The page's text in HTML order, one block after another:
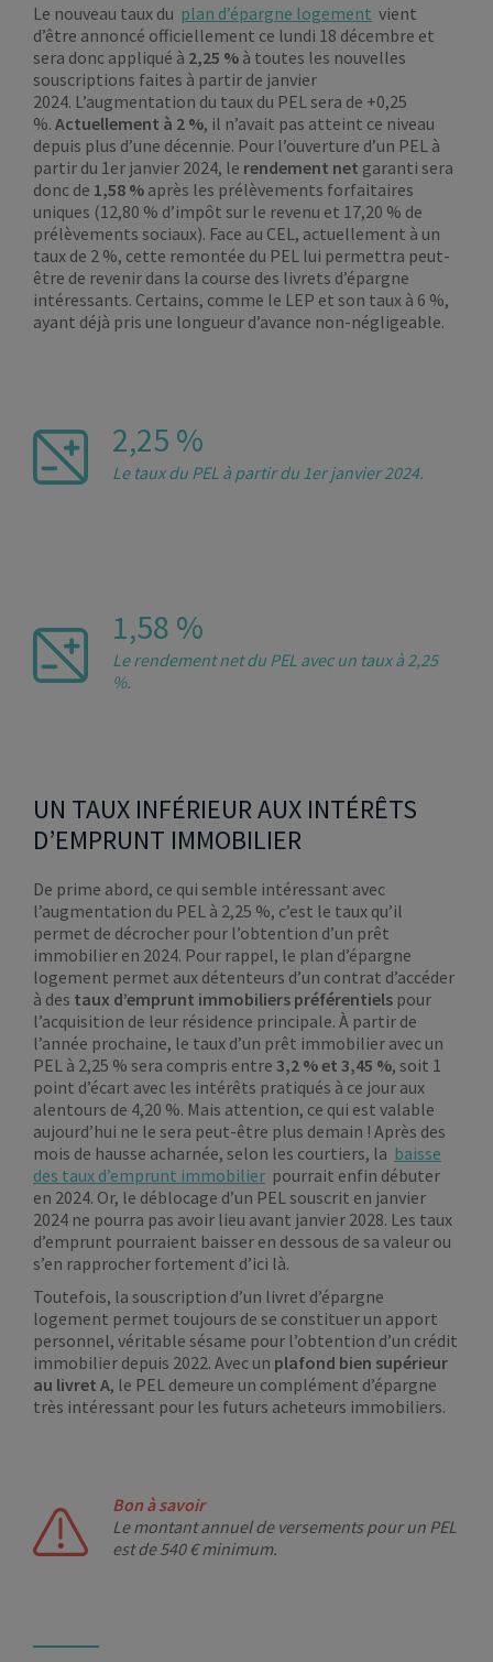
Le nouveau taux du plan d’épargne logement vient
d’être annoncé officiellement ce lundi 18 décembre et
sera donc appliqué à 2,25 % à toutes les nouvelles
souscriptions faites à partir de janvier
2024. L’augmentation du taux du PEL sera de +0,25
%. Actuellement à 2 %, il n’avait pas atteint ce niveau
depuis plus d’une décennie. Pour l’ouverture d’un PEL à
partir du 1er janvier 2024, le rendement net garanti sera
donc de 1,58 % après les prélèvements forfaitaires
uniques (12,80 % d’impôt sur le revenu et 17,20 % de
prélèvements sociaux). Face au CEL, actuellement à un
taux de 2 %, cette remontée du PEL lui permettra peut-
être de revenir dans la course des livrets d’épargne
intéressants. Certains, comme le LEP et son taux à 6 %,
ayant déjà pris une longueur d’avance non-négligeable.
2,25 %
Le taux du PEL à partir du 1er janvier 2024.
1,58 %
Le rendement net du PEL avec un taux à 2,25
%.
UN TAUX INFÉRIEUR AUX INTÉRÊTS
D’EMPRUNT IMMOBILIER
De prime abord, ce qui semble intéressant avec
l’augmentation du PEL à 2,25 %, c’est le taux qu’il
permet de décrocher pour l’obtention d’un prêt
immobilier en 2024. Pour rappel, le plan d’épargne
logement permet aux détenteurs d’un contrat d’accéder
à des taux d’emprunt immobiliers préférentiels pour
l’acquisition de leur résidence principale. À partir de
l’année prochaine, le taux d’un prêt immobilier avec un
PEL à 2,25 % sera compris entre 3,2 % et 3,45 %, soit 1
point d’écart avec les intérêts pratiqués à ce jour aux
alentours de 4,20 %. Mais attention, ce qui est valable
aujourd’hui ne le sera peut-être plus demain ! Après des
mois de hausse acharnée, selon les courtiers, la baisse
des taux d’emprunt immobilier pourrait enfin débuter
en 2024. Or, le déblocage d’un PEL souscrit en janvier
2024 ne pourra pas avoir lieu avant janvier 2028. Les taux
d’emprunt pourraient baisser en dessous de sa valeur ou
s’en rapprocher fortement d’ici là.
Toutefois, la souscription d’un livret d’épargne
logement permet toujours de se constituer un apport
personnel, véritable sésame pour l’obtention d’un crédit
immobilier depuis 2022. Avec un plafond bien supérieur
au livret A, le PEL demeure un complément d’épargne
très intéressant pour les futurs acheteurs immobiliers.
Bon à savoir
Le montant annuel de versements pour un PEL
est de 540 € minimum.